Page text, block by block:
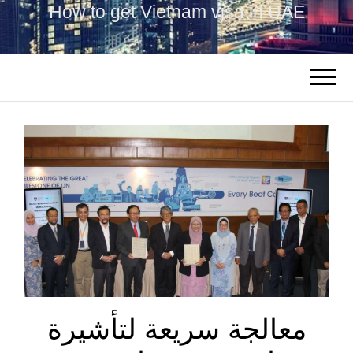
How to get Vietnam visa in UAE
معالجة سريعة لتأشيرة